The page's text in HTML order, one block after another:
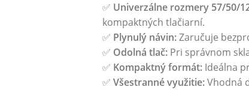
✅ Univerzálne rozmery 57/50/
kompaktných tlačiarní.
✅ Plynulý návin:Zaručuje
✅ Odolná tlač:Pri správnom
✅ Kompaktný formát:Ideálna
✅ Všestranné využitie:Vhodná